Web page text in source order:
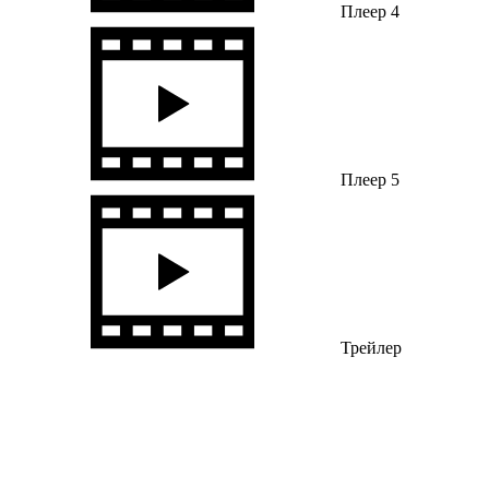
Плеер 4
Плеер 5
Трейлер